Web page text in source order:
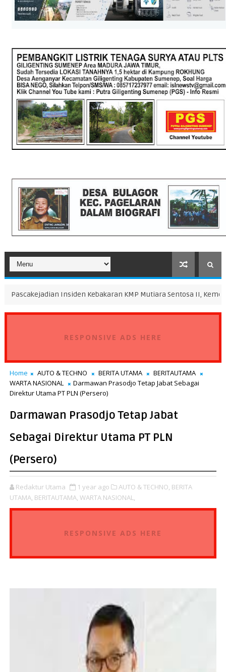
Insiden Kebakaran KMP Mutiara Sentosa II, Kemenhub Lakukan
RESPONSIVE ADS HERE
Home AUTO & TECHNO BERITA UTAMA
BERITAUTAMA
WARTA NASIONAL
Darmawan Prasodjo Tetap Jabat Sebagai
Direktur Utama PT PLN (Persero)
Darmawan Prasodjo Tetap Jabat
Sebagai Direktur Utama PT PLN
(Persero)
Redaktur Utama 1 year ago AUTO & TECHNO, BERITA
UTAMA, BERITAUTAMA, WARTA NASIONAL,
RESPONSIVE ADS HERE